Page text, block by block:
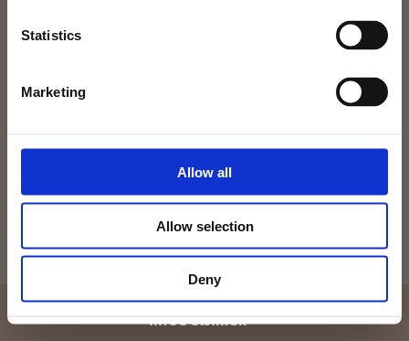
Statistics
Marketing
Allow all
Allow selection
Deny
På Alsik venter dig en verden af oplevelser. Tag et par dage ud
særligt ophold på Alsik. Gå på opdagelse blandt vores skønne
ophold og find det, der lige præcis passer til dig og det, du
drømmer om.
LÆS MERE
Vi har skiftet mailadresse: Kontakt os på
info@alsik.dk